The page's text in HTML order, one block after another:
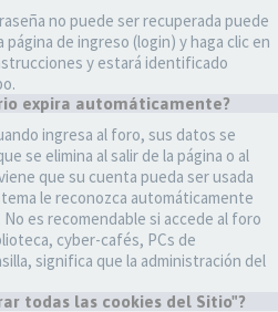
no puede ser recuperada puede
página de ingreso (login) y haga clic en
y estará identificado
expira automáticamente?
ingresa al foro, sus datos se
se elimina al salir de la página o al
que su cuenta pueda ser usada
le reconozca automáticamente
es recomendable si accede al foro
cyber-cafés, PCs de
significa que la administración del
todas las cookies del Sitio"?